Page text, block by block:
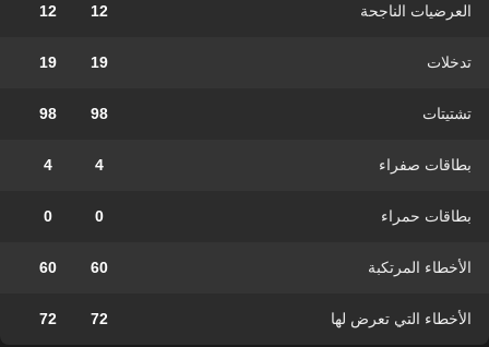
العرضيات الناجحة 12
12
تدخلات 19
19
تشتيتات 98
98
بطاقات صفراء 4
4
بطاقات حمراء 0
0
الأخطاء المرتكبة 60
60
الأخطاء التي تعرض لها 72
72